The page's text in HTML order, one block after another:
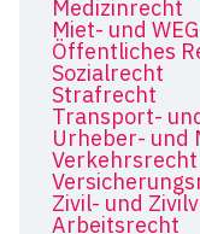
Medizinrecht
Miet- und
Öffentliches
Sozialrecht
Strafrecht
Transport-
Urheber- und
Verkehrsrecht
Zivil- und
Arbeitsrecht